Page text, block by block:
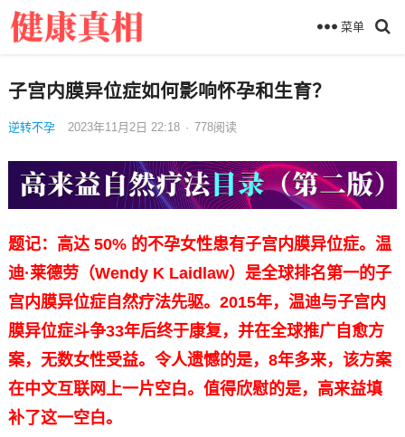
菜单
子宫内膜异位症如何影响怀孕和生育？
逆转不孕 2023年11月2日 22:18 · 778阅读
题记：高达 50% 的不孕女性患有子宫内膜异位症。温
迪·莱德劳（Wendy K Laidlaw）是全球排名第一的子
宫内膜异位症自然疗法先驱。2015年，温迪与子宫内
膜异位症斗争33年后终于康复，并在全球推广自愈方
案，无数女性受益。令人遗憾的是，8年多来，该方案
在中文互联网上一片空白。值得欣慰的是，高来益填
补了这一空白。